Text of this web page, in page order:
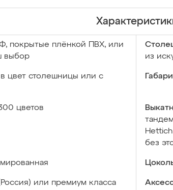
покрытые плёнкой ПВХ, или
выбор
из
цвет столешницы или с
цветов
без
или премиум класса